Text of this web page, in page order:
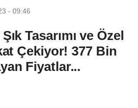
- 09:46
Tasarımı ve Özel
Çekiyor! 377 Bin
Fiyatlar...